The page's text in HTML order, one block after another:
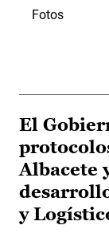
Fotos
El
Albacete
y